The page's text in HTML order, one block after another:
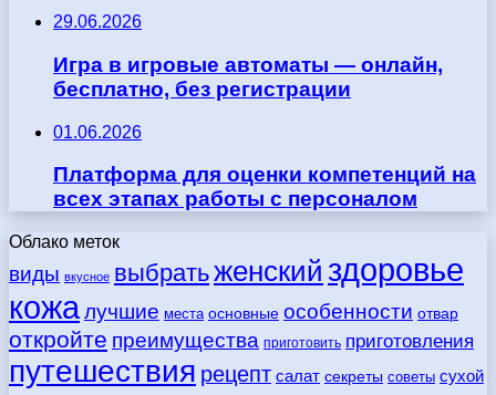
29.06.2026
Игра в игровые автоматы — онлайн,
бесплатно, без регистрации
01.06.2026
Платформа для оценки компетенций на
всех этапах работы с персоналом
Облако меток
виды вкусное выбратьженский здоровье
кожалучшие места основные особенности отвар
откройте преимущества приготовить приготовления
путешествия рецепт салат секреты советы сухой